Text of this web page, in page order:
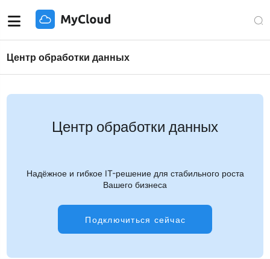
Центр обработки данных
Центр обработки данных
Надёжное и гибкое IT-решение для стабильного роста
Вашего бизнеса
Подключиться сейчас